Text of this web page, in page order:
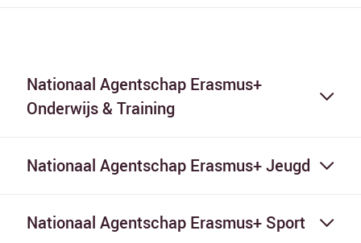
Nationaal Agentschap Erasmus+
Onderwijs & Training
Nationaal Agentschap Erasmus+ Jeugd
Nationaal Agentschap Erasmus+ Sport